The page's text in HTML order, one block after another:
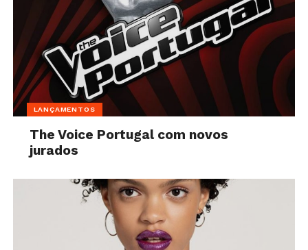
LANÇAMENTOS
The Voice Portugal com novos
jurados